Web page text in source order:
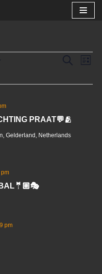
Zoeken
Lijst
PRAAT💬🫂
Gelderland, Netherlands
pm
pm